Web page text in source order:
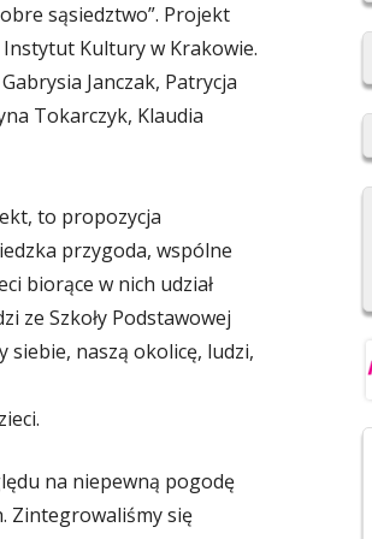
2019/2020
REKRUTACJA DO SZKÓŁ
PONADPODSTAWOWYCH
sąsiedztwo”. Projekt
Kultury w Krakowie.
Janczak, Patrycja
Tokarczyk, Klaudia
to propozycja
przygoda, wspólne
biorące w nich udział
ze Szkoły Podstawowej
siebie, naszą okolicę, ludzi,
na niepewną pogodę
Zintegrowaliśmy się